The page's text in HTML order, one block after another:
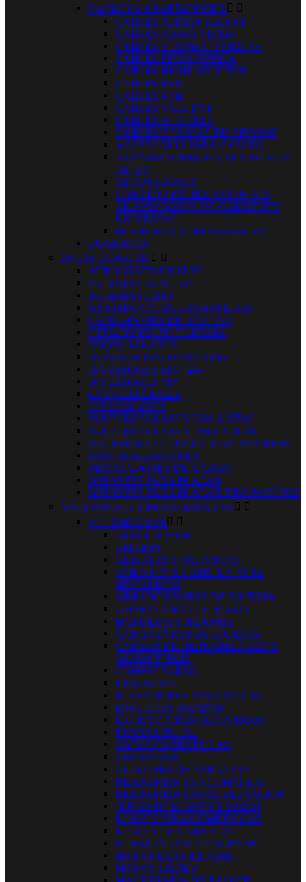
CABLES Y ADAPTADORES  
CABLES ALIMENTACION
CABLES AUDIO VIDEO
CABLES Y CONECTORES TV
CABLES FIBRA OPTICA
CABLES HDMI, SPLITTER
CABLES RED
CABLES USB
CABLES VGA, DVI
CABLES AL CORTE
CABLES Y TOMAS TELEFONOS
ACCESORIOS PARA CABLES
TRANSMISORES RECEPTORES DE
AUDIO
ADAPTADORES
CONVERTIDORES EXTENDER
ADAPTADORES DE CORRIENTE
UNIVERSAL
FUSIBLES Y PORTAFUSIBLES
DOMOTICA
ENERGIA SOLAR  
AEROGENERADORES
BATERIAS AGM, GEL
BATERIAS LITIO
SISTEMA ACUMULACIÓN LITIO
CARGADORES DE BATERIA
ESTACIONES DE ENERGIA
FOCOS SOLARES
ILUMINACION 12 VOLTIOS
INVERSORES 12V / 24V
INVERSORES 48V
CONVERTIDORES
KITS SOLARES
PANELES SOLARES 30W A 275W
PANELES SOLARES 280W A 700W
MATERIAL ELECTRICO Y ACCESORIOS
MONITORIZACIONES
REGULADORES DE CARGA
SOPORTES PARA PLACAS
SOPORTES PARA PLACAS TIPO PARKING
MAQUINARIA Y HERRAMIENTAS  
AUTOMOCION  
AEROGRAFOS
AIRLESS
ALICATES Y PALANCAS
ASIENTOS Y CAMILLA PARA
MECANICOS
ARRANCADORES DE BATERIA
ASPIRADORAS DE MANO
BANDEJAS Y BIDONES
CARGADORES DE BATERÍA
CARROS DE HERRAMIENTAS Y
ALMACENAJE
COMPRESORES
DIAGNOSIS
ELEVADORES PARA MOTOS
ENCHUFES RAPIDOS
EXTRACTORES MECANICOS
FAROS LED 4X4
GATOS CARRETILLAS
GIROFAROS
GUINCHES DE ARRASTRE
HERRAMIENTA NEUMATICA
HERRAMIENTAS DE ELEVACION
JUEGO DE LLAVES Y VASOS
LLAVES DINAMOMETRICAS
LLAVES DE CARRACA
LUBRICACION Y ENGRASE
MANGUERAS DE AIRE
MANOS LIBRES
MAQUINARIA DE TALLER